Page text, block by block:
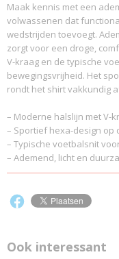
EAN code
4544
Productcode
4544
Maak kennis met een
volwassenen dat
wedstrijden toevoegt.
zorgt voor een droge,
V-kraag en de typische
bewegingsvrijheid. Het
rondt het shirt vakkundig
– Moderne halslijn met V-
– Sportief hexa-design op
– Typische voetbalsnit
– Ademend, licht en
Ook interessant